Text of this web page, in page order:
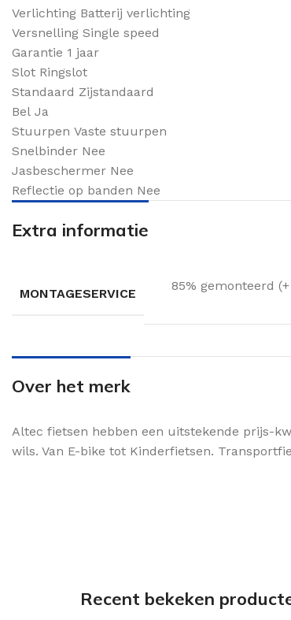
Verlichting Batterij verlichting
Versnelling Single speed
Garantie 1 jaar
Slot Ringslot
Standaard Zijstandaard
Bel Ja
Stuurpen Vaste stuurpen
Snelbinder Nee
Jasbeschermer Nee
Reflectie op banden Nee
Extra informatie
MONTAGESERVICE
85% gemonteerd
Over het merk
Altec fietsen hebben een uitstekende prijs-
wils. Van E-bike tot Kinderfietsen.
Recent bekeken